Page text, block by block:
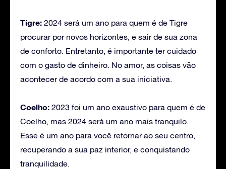
Tigre: 2024 será um ano para quem é de Tigre
procurar por novos horizontes, e sair de sua zona
de conforto. Entretanto, é importante ter cuidado
com o gasto de dinheiro. No amor, as coisas vão
acontecer de acordo com a sua iniciativa.
Coelho: 2023 foi um ano exaustivo para quem é de
Coelho, mas 2024 será um ano mais tranquilo.
Esse é um ano para você retornar ao seu centro,
recuperando a sua paz interior, e conquistando
tranquilidade.